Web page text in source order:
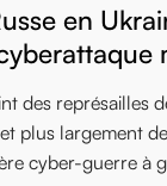
en
des représailles
plus largement
cyber-guerre à